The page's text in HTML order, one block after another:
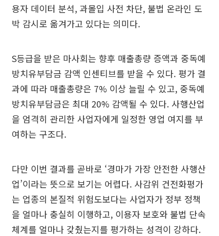
용자 데이터 분석, 과몰입 사전 차단, 불법 온라인 도
박 감시로 옮겨가고 있다는 의미다.
S등급을 받은 마사회는 향후 매출총량 증액과 중독예
방치유부담금 감액 인센티브를 받을 수 있다. 평가 결
과에 따라 매출총량은 7% 이상 늘릴 수 있고, 중독예
방치유부담금은 최대 20% 감액될 수 있다. 사행산업
을 엄격히 관리한 사업자에게 일정한 영업 여지를 부
여하는 구조다.
다만 이번 결과를 곧바로 ‘경마가 가장 안전한 사행산
업’이라는 뜻으로 보기는 어렵다. 사감위 건전화평가
는 업종의 본질적 위험도보다는 사업자가 정부 정책
을 얼마나 충실히 이행하고, 이용자 보호와 불법 단속
체계를 얼마나 갖췄는지를 평가하는 성격이 강하다.